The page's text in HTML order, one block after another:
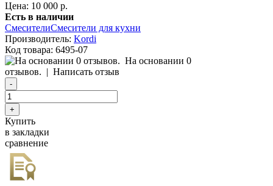
Цена: 10 000 р.
Есть в наличии
СмесителиСмесители для кухни
Производитель: Kordi
Код товара: 6495-07
На основании 0
отзывов. | Написать отзыв
Купить
в закладки
сравнение